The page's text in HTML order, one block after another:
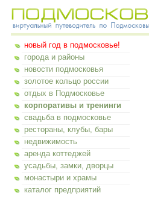
новый год в подмосковье!
города и районы
новости подмосковья
золотое кольцо россии
отдых в Подмосковье
корпоративы и тренинги
свадьба в подмосковье
рестораны, клубы, бары
недвижимость
аренда коттеджей
усадьбы, замки, дворцы
монастыри и храмы
каталог предприятий